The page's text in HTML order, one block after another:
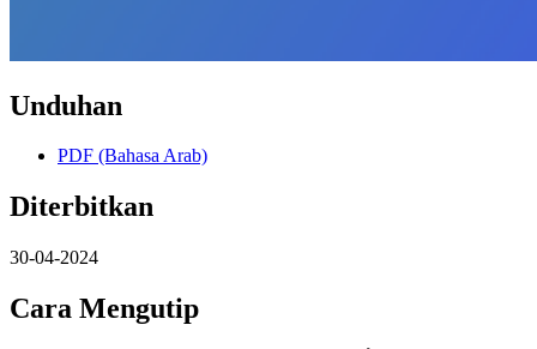
Unduhan
PDF (Bahasa Arab)
Diterbitkan
30-04-2024
Cara Mengutip